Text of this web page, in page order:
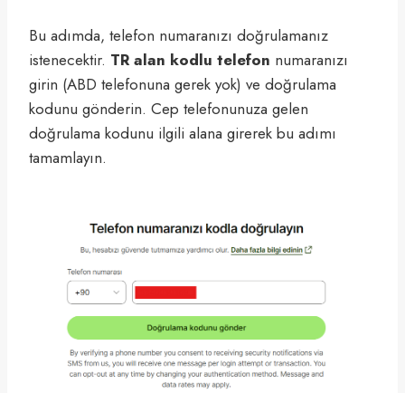
Bu adımda, telefon numaranızı doğrulamanız
istenecektir. TR alan kodlu telefon numaranızı
girin (ABD telefonuna gerek yok) ve doğrulama
kodunu gönderin. Cep telefonunuza gelen
doğrulama kodunu ilgili alana girerek bu adımı
tamamlayın.